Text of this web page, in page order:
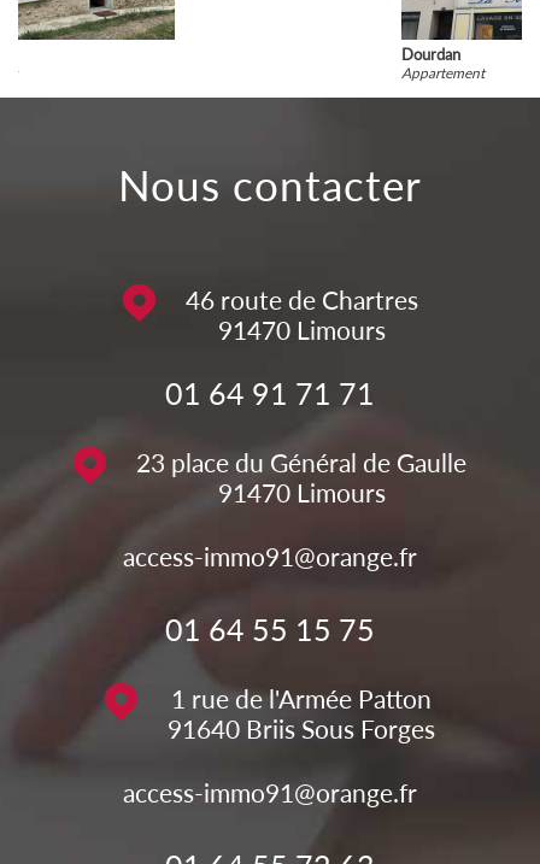
nous contacter
46 route de Chartres
91470 Limours
01 64 91 71 71
23 place du Général de Gaulle
91470 Limours
access-immo91@orange.fr
01 64 55 15 75
1 rue de l'Armée Patton
91640 Briis Sous Forges
access-immo91@orange.fr